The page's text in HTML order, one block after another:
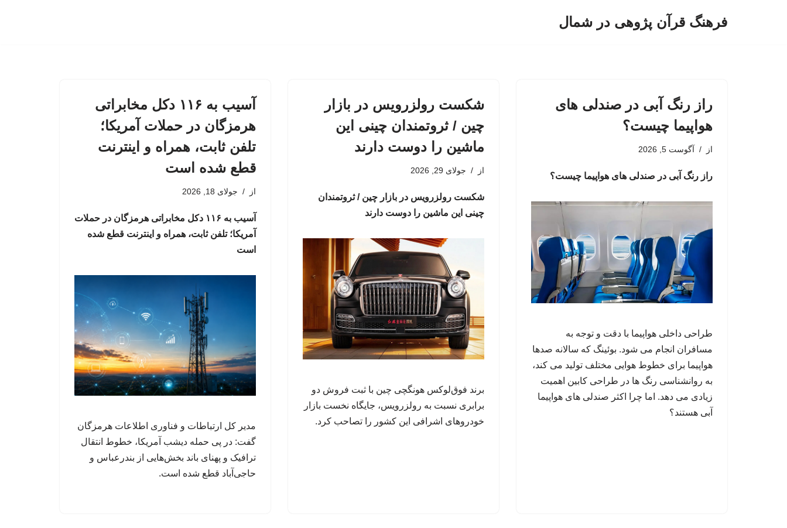
فرهنگ قرآن پژوهی در شمال
راز رنگ آبی در صندلی های
هواپیما چیست؟
از آگوست 5, 2026
راز رنگ آبی در صندلی های هواپیما چیست؟
طراحی داخلی هواپیما با دقت و توجه به
مسافران انجام می شود. بوئینگ که سالانه صدها
هواپیما برای خطوط هوایی مختلف تولید می کند،
به روانشناسی رنگ ها در طراحی کابین اهمیت
زیادی می دهد. اما چرا اکثر صندلی های هواپیما
آبی هستند؟
شکست رولزرویس در بازار
چین / ثروتمندان چینی این
ماشین را دوست دارند
از جولای 29, 2026
شکست رولزرویس در بازار چین / ثروتمندان
چینی این ماشین را دوست دارند
برند فوق‌لوکس هونگچی چین با ثبت فروش دو
برابری نسبت به رولزرویس، جایگاه نخست بازار
خودروهای اشرافی این کشور را تصاحب کرد.
آسیب به ۱۱۶ دکل مخابراتی
هرمزگان در حملات آمریکا؛
تلفن ثابت، همراه و اینترنت
‌قطع شده است
از جولای 18, 2026
آسیب به ۱۱۶ دکل مخابراتی هرمزگان در حملات
آمریکا؛ تلفن ثابت، همراه و اینترنت ‌قطع شده
است
مدیر کل ارتباطات و فناوری اطلاعات هرمزگان
گفت: در پی حمله دیشب آمریکا، خطوط انتقال
ترافیک و پهنای باند بخش‌هایی از بندرعباس و
حاجی‌آباد قطع شده است.